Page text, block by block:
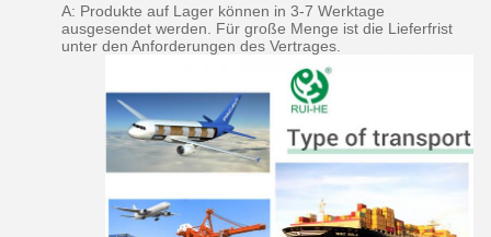
A: Produkte auf Lager können in 3-7 Werktage
ausgesendet werden. Für große Menge ist die Lieferfrist
unter den Anforderungen des Vertrages.